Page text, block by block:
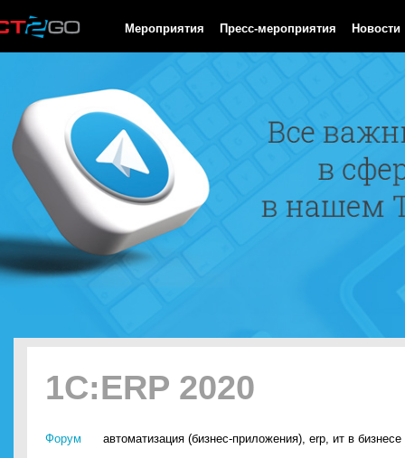
Мероприятия Пресс-мероприятия Новости
1С:ERP 2020
Форум автоматизация (бизнес-приложения), erp, ит в бизнесе